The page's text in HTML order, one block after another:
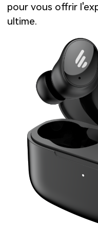
pour vous offrir
ultime.